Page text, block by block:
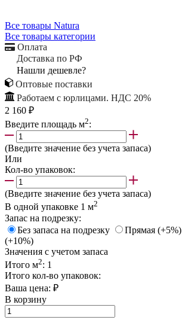
Все товары Natura
Все товары категории
Оплата
Доставка по РФ
Нашли дешевле?
Оптовые поставки
Работаем с юрлицами. НДС 20%
2 160 ₽
Введите площадь м2:
(Введите значение без учета запаса)
Или
Кол-во упаковок:
(Введите значение без учета запаса)
В одной упаковке 1 м2
Запас на подрезку:
Без запаса на подрезку
Прямая (+5%)
(+10%)
Значения с учетом запаса
Итого м2: 1
Итого кол-во упаковок:
Ваша цена: ₽
В корзину